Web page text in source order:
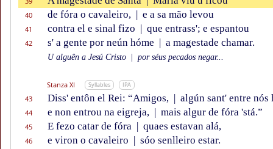
40 de fóra o cavaleiro, | e a sa mão levou
41 contra el e sinal fizo | que entrass'; e espantou
42 s' a gente por neún hóme | a magestade chamar.
U alguên a Jesú Cristo por séus pecados negar...
Stanza XI Syllables IPA
43 Diss' entôn el Rei: “Amigos, | algún sant' entre nós
44 e non entrou na eigreja, | mais algur de fóra 'stá.”
45 E fezo catar de fóra | quaes estavan alá,
46 e viron o cavaleiro | sóo senlleiro estar.